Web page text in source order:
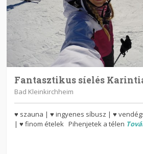
Fantasztikus síelés
Bad Kleinkirchheim
♥ szauna | ♥ ingyenes síbusz | ♥
| ♥ finom ételek Pihenjetek a télen